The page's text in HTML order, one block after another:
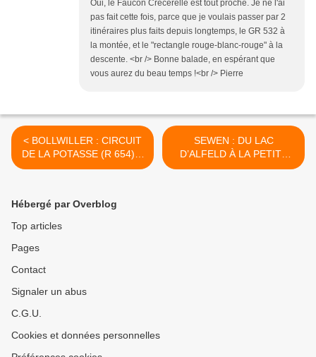
Oui, le Faucon Crécerelle est tout proche. Je ne l'ai
pas fait cette fois, parce que je voulais passer par 2
itinéraires plus faits depuis longtemps, le GR 532 à
la montée, et le "rectangle rouge-blanc-rouge" à la
descente. <br /> Bonne balade, en espérant que
vous aurez du beau temps !<br /> Pierre
< BOLLWILLER : CIRCUIT
DE LA POTASSE (R 654) ~
15,1 km ~ D+37 m ~ 4h
SEWEN : DU LAC
D’ALFELD À LA PETITE
CHAUME (R 656) ~ 9,2 km
Hébergé par Overblog
Top articles
Pages
Contact
Signaler un abus
C.G.U.
Cookies et données personnelles